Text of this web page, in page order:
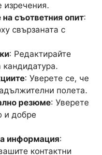
изречения.
съответния опит:
свързаната с
: Редактирайте
: Уверете се, че
полета.
резюме: Уверете
и добре
информация:
контактни